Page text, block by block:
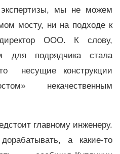
экспертизы, мы не можем
мосту, ни на подходе к
ООО. К слову,
для подрядчика стала
несущие конструкции
некачественным
главному инженеру.
а какие-то